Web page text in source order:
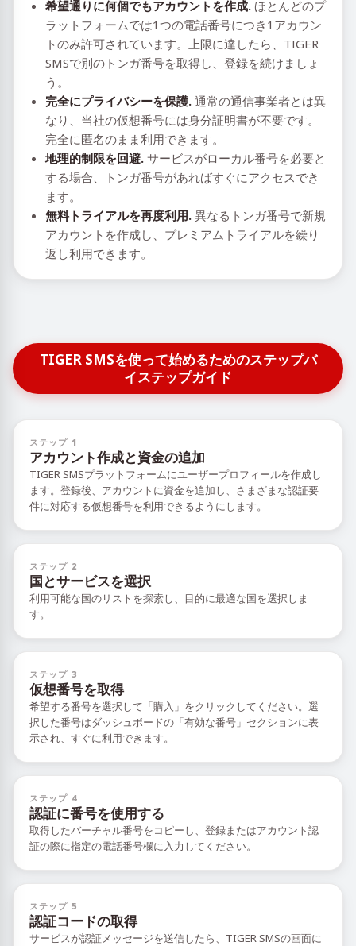
希望通りに何個でもアカウントを作成. ほとんどのプ
ラットフォームでは1つの電話番号につき1アカウン
トのみ許可されています。上限に達したら、TIGER
SMSで別のトンガ番号を取得し、登録を続けましょ
う。
完全にプライバシーを保護. 通常の通信事業者とは異
なり、当社の仮想番号には身分証明書が不要です。
完全に匿名のまま利用できます。
地理的制限を回避. サービスがローカル番号を必要と
する場合、トンガ番号があればすぐにアクセスでき
ます。
無料トライアルを再度利用. 異なるトンガ番号で新規
アカウントを作成し、プレミアムトライアルを繰り
返し利用できます。
TIGER SMSを使って始めるためのステップバ
イステップガイド
ステップ 1
アカウント作成と資金の追加
TIGER SMSプラットフォームにユーザープロフィールを作成し
ます。登録後、アカウントに資金を追加し、さまざまな認証要
件に対応する仮想番号を利用できるようにします。
ステップ 2
国とサービスを選択
利用可能な国のリストを探索し、目的に最適な国を選択しま
す。
ステップ 3
仮想番号を取得
希望する番号を選択して「購入」をクリックしてください。選
択した番号はダッシュボードの「有効な番号」セクションに表
示され、すぐに利用できます。
ステップ 4
認証に番号を使用する
取得したバーチャル番号をコピーし、登録またはアカウント認
証の際に指定の電話番号欄に入力してください。
ステップ 5
認証コードの取得
サービスが認証メッセージを送信したら、TIGER SMSの画面に